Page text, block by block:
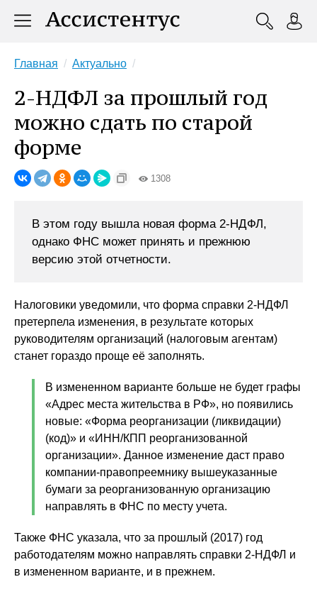
Главная Актуально
2-НДФЛ за прошлый год
можно сдать по старой
форме
1308
В этом году вышла новая форма 2-НДФЛ,
однако ФНС может принять и прежнюю
версию этой отчетности.
Налоговики уведомили, что форма справки 2-НДФЛ
претерпела изменения, в результате которых
руководителям организаций (налоговым агентам)
станет гораздо проще её заполнять.
В измененном варианте больше не будет графы
«Адрес места жительства в РФ», но появились
новые: «Форма реорганизации (ликвидации)
(код)» и «ИНН/КПП реорганизованной
организации». Данное изменение даст право
компании-правопреемнику вышеуказанные
бумаги за реорганизованную организацию
направлять в ФНС по месту учета.
Также ФНС указала, что за прошлый (2017) год
работодателям можно направлять справки 2-НДФЛ и
в измененном варианте, и в прежнем.